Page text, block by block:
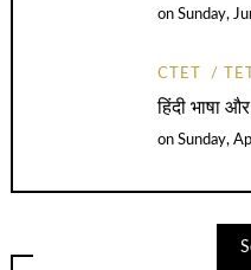
onSunday,
CTET TET
हिंदी भाषा
onSunday,